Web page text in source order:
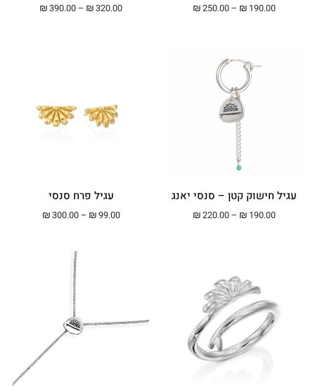
₪ 190.00
–
₪250.00 טווח מחירים: ⁦₪190.00⁩ עד ⁦₪250.00⁩ ₪320.00
–
₪390.00 טווח מחירים: ⁦₪320.00⁩ עד
עגיל חישוק קטן – סנסי יאנג
₪ 190.00
–
₪220.00 טווח מחירים: ⁦₪190.00⁩ עד ⁦₪220.00⁩
עגיל פרח סנסי
₪99.00
–
₪300.00